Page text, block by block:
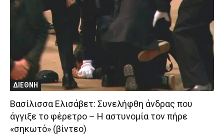
ΔΙΕΘΝΗ
Βασίλισσα Ελισάβετ: Συνελήφθη άνδρας που
άγγιξε το φέρετρο – H αστυνομία τον πήρε
«σηκωτό» (βίντεο)